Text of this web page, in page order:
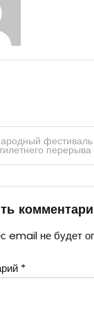
фестиваль
перерыва
email не будет
*